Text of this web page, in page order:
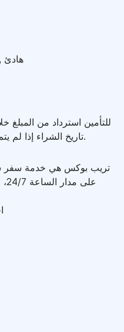
, هادئ
تاريخ الشراء إذا لم يتم تفعيل الوثيقة. لا توجد أسئلة أخرى.
تريب بوكس هي خدمة سفر